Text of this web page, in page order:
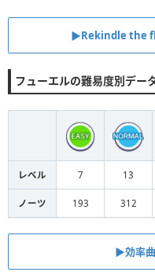
▶︎Rekindle the
フューエルの難易度別デー
レベル 7 13
ノーツ 193 312
▶︎効率